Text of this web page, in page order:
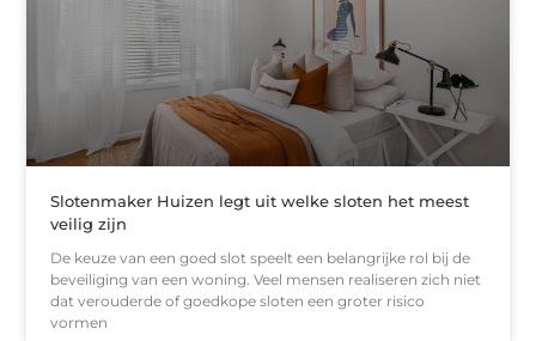
Slotenmaker Huizen legt uit welke sloten het meest
veilig zijn
De keuze van een goed slot speelt een belangrijke rol bij de
beveiliging van een woning. Veel mensen realiseren zich niet
dat verouderde of goedkope sloten een groter risico
vormen